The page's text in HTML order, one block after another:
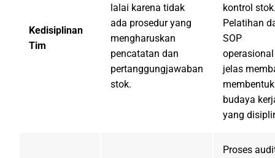
Kedisiplinan
Tim
lalai karena tidak
ada prosedur yang
mengharuskan
pencatatan dan
pertanggungjawaban
stok.
kontrol
Pelatihan
SOP
operasional
jelas
membentuk
budaya
yang
Proses